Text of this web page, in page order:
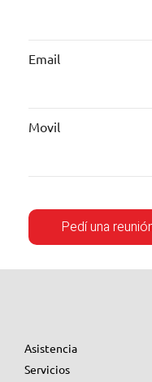
Email
Movil
Asistencia
Servicios